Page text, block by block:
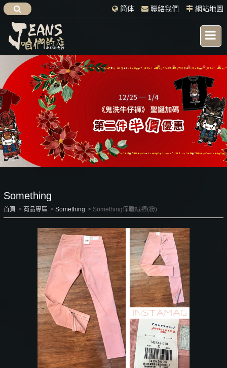
简体 聯絡我們 網站地圖
Something
首頁 商品專區 Something Something保暖絨褲(粉)